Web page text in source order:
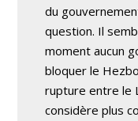
du
question. Il
moment aucun
bloquer le
rupture entre le
considère plus